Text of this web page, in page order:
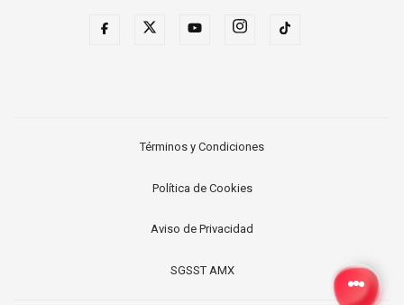
Términos y Condiciones
Política de Cookies
Aviso de Privacidad
SGSST AMX